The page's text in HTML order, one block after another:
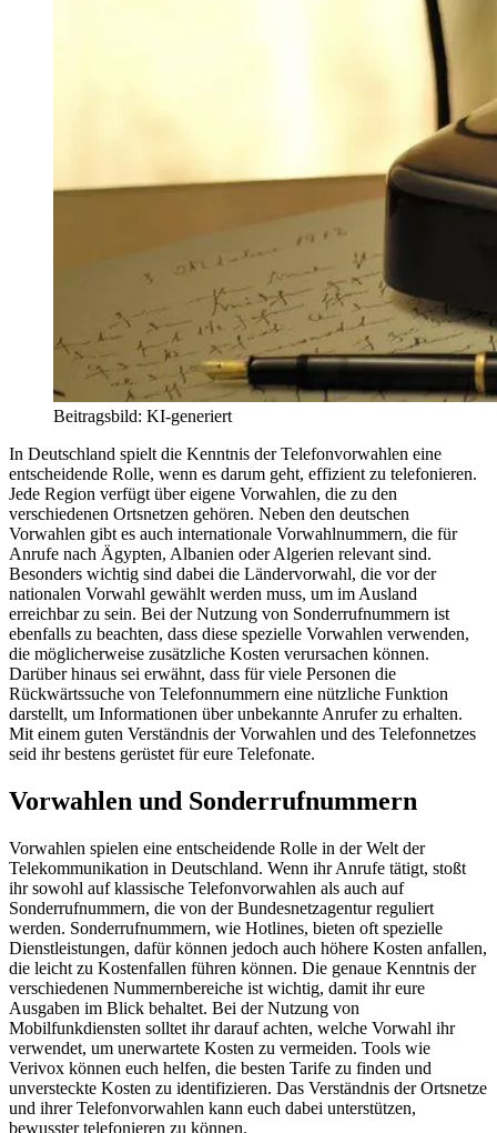
Beitragsbild: KI-generiert
In Deutschland spielt die Kenntnis der Telefonvorwahlen eine
entscheidende Rolle, wenn es darum geht, effizient zu telefonieren.
Jede Region verfügt über eigene Vorwahlen, die zu den
verschiedenen Ortsnetzen gehören. Neben den deutschen
Vorwahlen gibt es auch internationale Vorwahlnummern, die für
Anrufe nach Ägypten, Albanien oder Algerien relevant sind.
Besonders wichtig sind dabei die Ländervorwahl, die vor der
nationalen Vorwahl gewählt werden muss, um im Ausland
erreichbar zu sein. Bei der Nutzung von Sonderrufnummern ist
ebenfalls zu beachten, dass diese spezielle Vorwahlen verwenden,
die möglicherweise zusätzliche Kosten verursachen können.
Darüber hinaus sei erwähnt, dass für viele Personen die
Rückwärtssuche von Telefonnummern eine nützliche Funktion
darstellt, um Informationen über unbekannte Anrufer zu erhalten.
Mit einem guten Verständnis der Vorwahlen und des Telefonnetzes
seid ihr bestens gerüstet für eure Telefonate.
Vorwahlen und Sonderrufnummern
Vorwahlen spielen eine entscheidende Rolle in der Welt der
Telekommunikation in Deutschland. Wenn ihr Anrufe tätigt, stoßt
ihr sowohl auf klassische Telefonvorwahlen als auch auf
Sonderrufnummern, die von der Bundesnetzagentur reguliert
werden. Sonderrufnummern, wie Hotlines, bieten oft spezielle
Dienstleistungen, dafür können jedoch auch höhere Kosten anfallen,
die leicht zu Kostenfallen führen können. Die genaue Kenntnis der
verschiedenen Nummernbereiche ist wichtig, damit ihr eure
Ausgaben im Blick behaltet. Bei der Nutzung von
Mobilfunkdiensten solltet ihr darauf achten, welche Vorwahl ihr
verwendet, um unerwartete Kosten zu vermeiden. Tools wie
Verivox können euch helfen, die besten Tarife zu finden und
unversteckte Kosten zu identifizieren. Das Verständnis der Ortsnetze
und ihrer Telefonvorwahlen kann euch dabei unterstützen,
bewusster telefonieren zu können.